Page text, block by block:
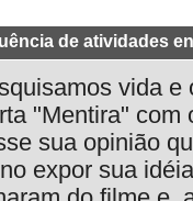
de atividades
vida e
"Mentira" com
sua opinião
expor sua